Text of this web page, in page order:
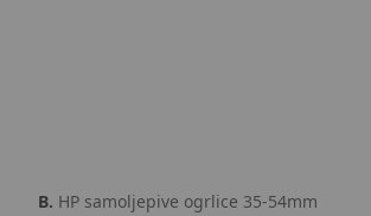
B. HP samoljepive ogrlice 35-54mm